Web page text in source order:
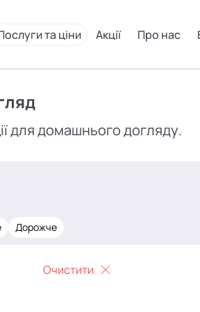
та ціни Акції Про нас
для домашнього догляду.
Дорожче
Очистити